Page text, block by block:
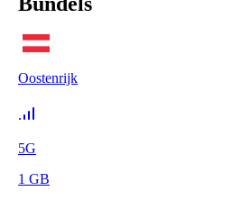
Oostenrijk
5G
1 GB